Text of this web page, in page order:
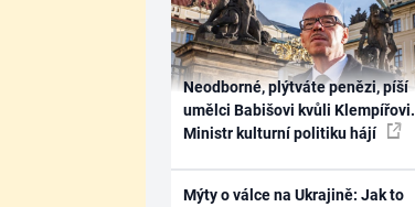
Neodborné, plýtváte penězi, píší
umělci Babišovi kvůli Klempířovi.
Ministr kulturní politiku hájí
Mýty o válce na Ukrajině: Jak to